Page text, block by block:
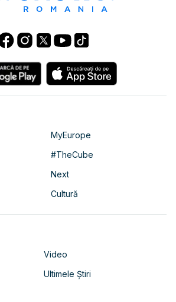
MyEurope
#TheCube
Next
Cultură
Video
Ultimele Știri